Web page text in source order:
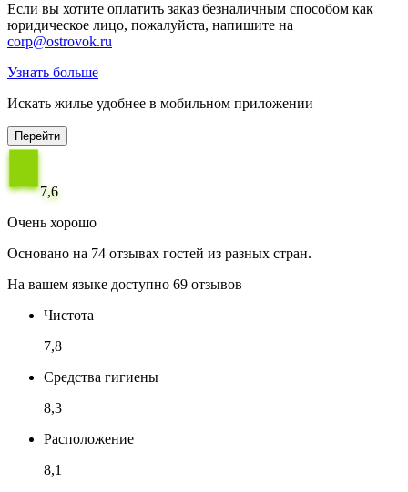
Если вы хотите оплатить заказ безналичным способом как
юридическое лицо, пожалуйста, напишите на
corp@ostrovok.ru
Узнать больше
Искать жилье удобнее в мобильном приложении
Перейти
7,6
Очень хорошо
Основано на 74 отзывах гостей из разных стран.
На вашем языке доступно 69 отзывов
Чистота
7,8
Средства гигиены
8,3
Расположение
8,1